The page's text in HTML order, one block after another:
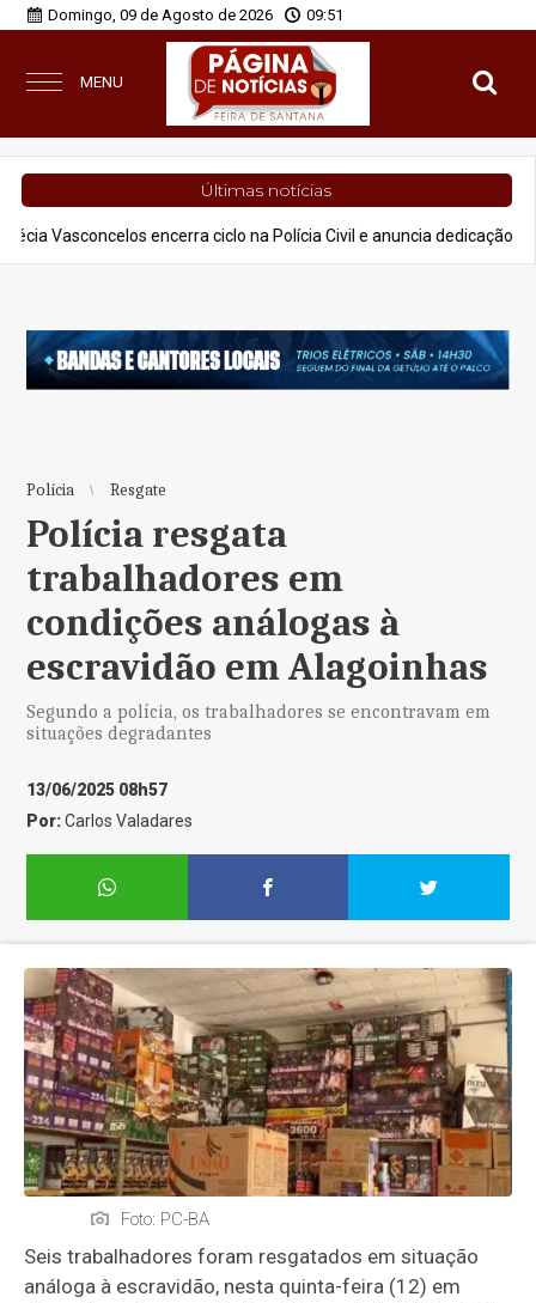
Domingo, 09 de Agosto de 2026 09:51
MENU
Últimas notícias
encerra ciclo na Polícia Civil e anuncia dedicação à advocacia
Polícia Resgate
Polícia resgata
trabalhadores em
condições análogas à
escravidão em Alagoinhas
Segundo a polícia, os trabalhadores se encontravam em
situações degradantes
13/06/2025 08h57
Por:Carlos Valadares
Foto: PC-BA
Seis trabalhadores foram resgatados em situação
análoga à escravidão, nesta quinta-feira (12) em